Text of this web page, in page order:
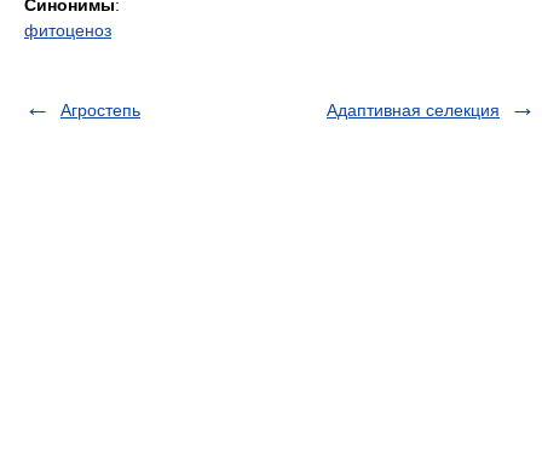
Синонимы:
фитоценоз
Агростепь Адаптивная селекция